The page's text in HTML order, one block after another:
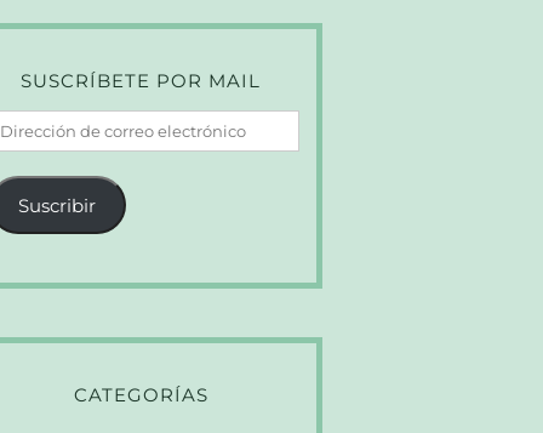
SUSCRÍBETE POR MAIL
Suscribir
CATEGORÍAS